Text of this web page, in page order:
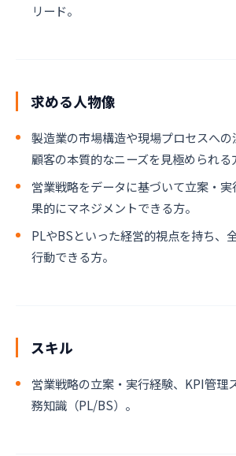
リード。
求める人物像
製造業の市場構造や現場プロセスへの
顧客の本質的なニーズを見極められる
営業戦略をデータに基づいて立案・
果的にマネジメントできる方。
PLやBSといった経営的視点を持ち、
行動できる方。
スキル
営業戦略の立案・実行経験、KPI管理
務知識（PL/BS）。